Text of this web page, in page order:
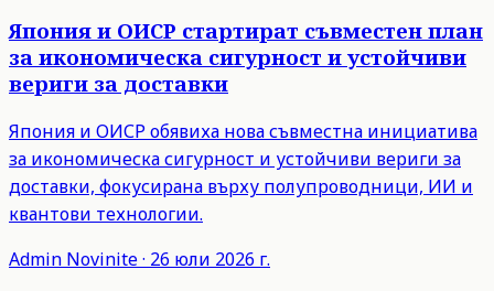
Япония и ОИСР стартират съвместен план
за икономическа сигурност и устойчиви
вериги за доставки
Япония и ОИСР обявиха нова съвместна инициатива
за икономическа сигурност и устойчиви вериги за
доставки, фокусирана върху полупроводници, ИИ и
квантови технологии.
Admin Novinite· 26 юли 2026 г.